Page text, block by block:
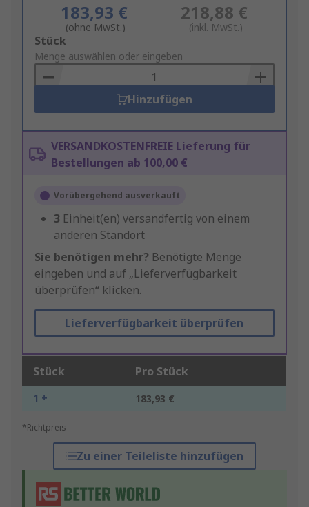
183,93 €
(ohne MwSt.)
218,88 €
(inkl. MwSt.)
Add
to
Basket
Stück
Menge auswählen oder eingeben
Hinzufügen
VERSANDKOSTENFREIE Lieferung für
Bestellungen ab 100,00 €
Vorübergehend ausverkauft
3 Einheit(en) versandfertig von einem
anderen Standort
Sie benötigen mehr? Benötigte Menge
eingeben und auf „Lieferverfügbarkeit
überprüfen“ klicken.
Lieferverfügbarkeit überprüfen
Stück Pro Stück
1 + 183,93 €
*Richtpreis
Zu einer Teileliste hinzufügen